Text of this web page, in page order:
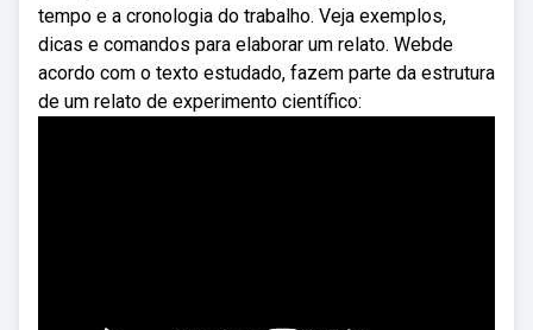
tempo e a cronologia do trabalho. Veja exemplos,
dicas e comandos para elaborar um relato. Webde
acordo com o texto estudado, fazem parte da estrutura
de um relato de experimento científico: